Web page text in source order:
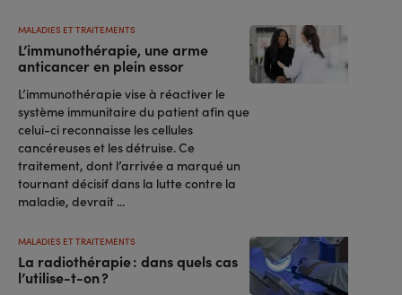
L’immunothérapie, une arme
anticancer en plein essor
MALADIES ET TRAITEMENTS
L’immunothérapie vise à réactiver le
système immunitaire du patient afin que
celui-ci reconnaisse les cellules
cancéreuses et les détruise. Ce
traitement, dont l’arrivée a marqué un
tournant décisif dans la lutte contre la
maladie, devrait ...
La radiothérapie : dans quels cas
l’utilise-t-on ?
MALADIES ET TRAITEMENTS